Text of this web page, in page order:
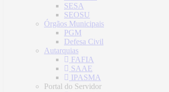
SESA
SEOSU
Órgãos Municipais
PGM
Defesa Civil
Autarquias
FAFIA
SAAE
IPASMA
Portal do Servidor